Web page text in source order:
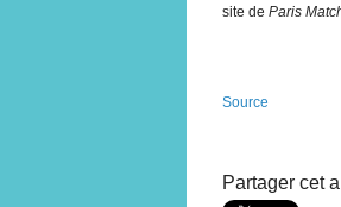
site de Paris
Source
Partager cet